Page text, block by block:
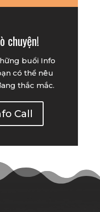
chuyện!
buổi Info
có thể nêu
thắc mắc.
Call